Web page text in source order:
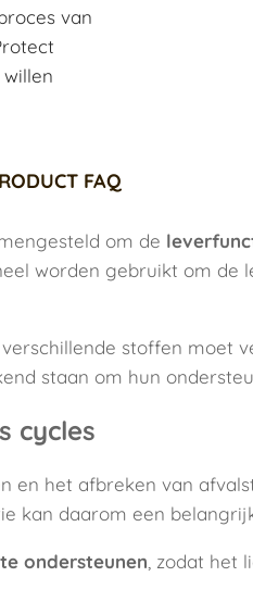
van
FAQ
om de
worden gebruikt om
stoffen moet
staan om hun
cycles
het afbreken van
kan daarom een
ondersteunen , zodat